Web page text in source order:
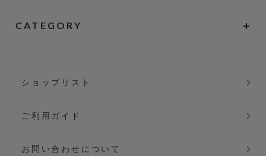
CATEGORY
ショップリスト
ご利用ガイド
お問い合わせについて